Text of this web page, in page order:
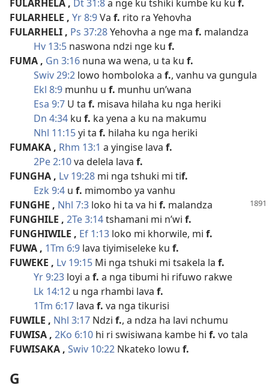
FULARHELA , Dt 31:8a nge ku tshiki kumbe ku ku f.
FULARHELE , Yr 8:9Va f. rito ra Yehovha
FULARHELI , Ps 37:28Yehovha a nge ma f. malandza
Hv 13:5 naswona ndzi nge ku f.
FUMA , Gn 3:16 nuna wa wena, u ta ku f.
Swiv 29:2 lowo homboloka a f., vanhu va gungula
Ekl 8:9 munhu u f. munhu un’wana
Esa 9:7 U ta f. misava hilaha ku nga heriki
Dn 4:34 ku f. ka yena a ku na makumu
Nhl 11:15yi ta f. hilaha ku nga heriki
FUMAKA , Rhm 13:1 a yingise lava f.
2Pe 2:10va delela lava f.
FUNGHA , Lv 19:28 mi nga tshuki mi tif.
Ezk 9:4 u f. mimombo ya vanhu
FUNGHE , Nhl 7:3 loko hi ta va hi f. malandza
FUNGHILE , 2Te 3:14tshamani mi n’wi f.
FUNGHIWILE , Ef 1:13 loko mi khorwile, mi f.
FUWA , 1Tm 6:9 lava tiyimiseleke ku f.
FUWEKE , Lv 19:15 Mi nga tshuki mi tsakela la f.
Yr 9:23 loyi a f. a nga tibumi hi rifuwo rakwe
Lk 14:12 u nga rhambi lava f.
1Tm 6:17 lava f. va nga tikurisi
FUWILE , Nhl 3:17 Ndzi f., a ndza ha lavi nchumu
FUWISA , 2Ko 6:10 hi ri swisiwana kambe hi f. vo tala
FUWISAKA , Swiv 10:22 Nkateko lowu f.
G